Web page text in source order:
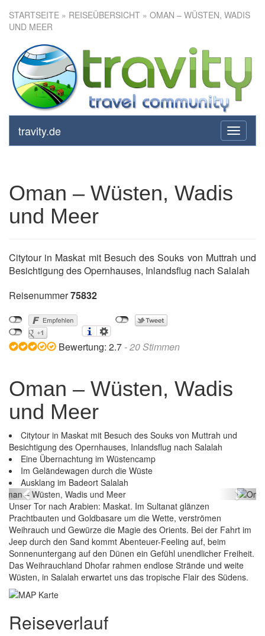
STARTSEITE » REISEÜBERSICHT » OMAN – WÜSTEN, WADIS
UND MEER
toggle
travity.de
Oman – Wüsten, Wadis und
Meer
Oman – Wüsten, Wadis
und Meer
Citytour in Maskat mit Besuch des Souks von Muttrah und
Besichtigung des Opernhauses, Inlandsflug nach Salalah
Reisenummer75832
Bewertung: 2.7 -20Stimmen
Oman – Wüsten, Wadis
und Meer
Citytour in Maskat mit Besuch des Souks von Muttrah und
Besichtigung des Opernhauses, Inlandsflug nach Salalah
Eine Übernachtung im Wüstencamp
Im Geländewagen durch die Wüste
Ausklang im Badeort Salalah
Oman – Wüsten, Wadis und Meer
Previous Next
Unser Tor nach Arabien: Maskat. Im Sultanat glänzen
Prachtbauten und Goldbasare um die Wette, verströmen
Weihrauch und Gewürze die Magie des Orients. Bei der Fahrt im
Jeep durch den Sand kommt Abenteuer-Feeling auf, beim
Sonnenuntergang auf den Dünen ein Gefühl unendlicher Freiheit.
Das Weihrauchland Dhofar rahmen endlose Strände und weite
Wüsten, in Salalah erwartet uns das tropische Flair des Südens.
Reiseverlauf